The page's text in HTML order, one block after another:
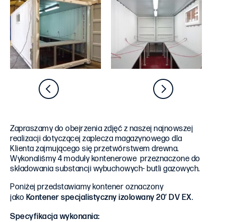
Zapraszamy do obejrzenia zdjęć z naszej najnowszej
realizacji dotyczącej zaplecza magazynowego dla
Klienta zajmującego się przetwórstwem drewna.
Wykonaliśmy 4 moduły kontenerowe przeznaczone do
składowania substancji wybuchowych- butli gazowych.
Poniżej przedstawiamy kontener oznaczony
jako Kontener specjalistyczny izolowany 20′ DV EX.
Specyfikacja wykonania: